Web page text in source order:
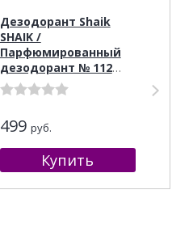
Дезодорант Shaik
SHAIK /
Парфюмированный
дезодорант № 112
Lacoste "Pour
Femme", 200 мл.
499 руб.